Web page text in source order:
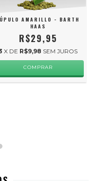
AMARILLO - BARTH
HAAS
R$29,95
X DE R$9,98 SEM JUROS
COMPRAR